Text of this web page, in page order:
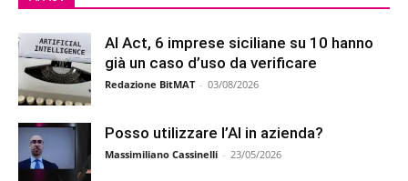
AI Act, 6 imprese siciliane su 10 hanno
già un caso d’uso da verificare
Redazione BitMAT - 03/08/2026
Posso utilizzare l’AI in azienda?
Massimiliano Cassinelli - 23/05/2026